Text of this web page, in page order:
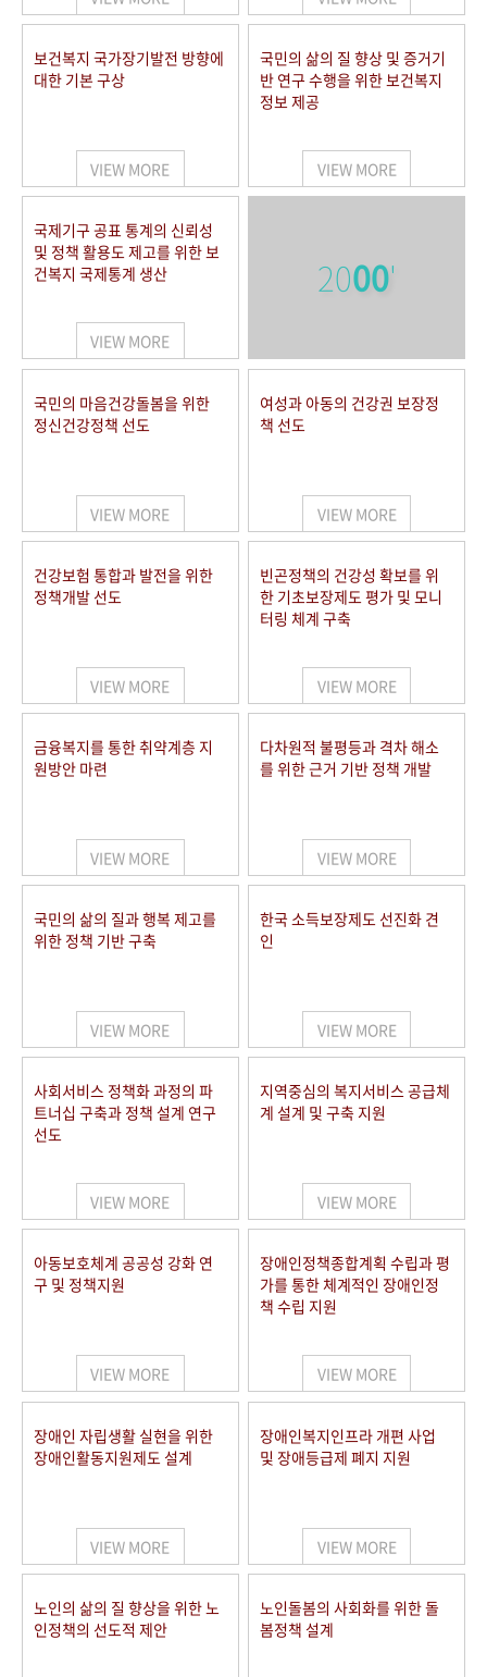
보건복지 국가장기발전 방향에
대한 기본 구상
VIEW MORE
국민의 삶의 질 향상 및 증거기
반 연구 수행을 위한 보건복지
정보 제공
VIEW MORE
국제기구 공표 통계의 신뢰성
및 정책 활용도 제고를 위한 보
건복지 국제통계 생산
VIEW MORE
2000'
국민의 마음건강돌봄을 위한
정신건강정책 선도
VIEW MORE
여성과 아동의 건강권 보장정
책 선도
VIEW MORE
건강보험 통합과 발전을 위한
정책개발 선도
VIEW MORE
빈곤정책의 건강성 확보를 위
한 기초보장제도 평가 및 모니
터링 체계 구축
VIEW MORE
금융복지를 통한 취약계층 지
원방안 마련
VIEW MORE
다차원적 불평등과 격차 해소
를 위한 근거 기반 정책 개발
VIEW MORE
국민의 삶의 질과 행복 제고를
위한 정책 기반 구축
VIEW MORE
한국 소득보장제도 선진화 견
인
VIEW MORE
사회서비스 정책화 과정의 파
트너십 구축과 정책 설계 연구
선도
VIEW MORE
지역중심의 복지서비스 공급체
계 설계 및 구축 지원
VIEW MORE
아동보호체계 공공성 강화 연
구 및 정책지원
VIEW MORE
장애인정책종합계획 수립과 평
가를 통한 체계적인 장애인정
책 수립 지원
VIEW MORE
장애인 자립생활 실현을 위한
장애인활동지원제도 설계
VIEW MORE
장애인복지인프라 개편 사업
및 장애등급제 폐지 지원
VIEW MORE
노인의 삶의 질 향상을 위한 노
인정책의 선도적 제안
노인돌봄의 사회화를 위한 돌
봄정책 설계